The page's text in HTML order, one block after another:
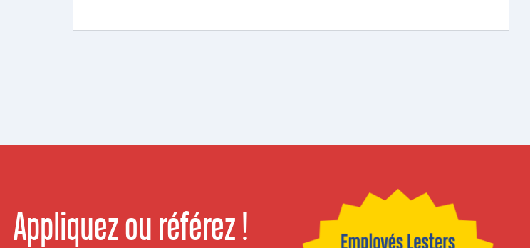
Appliquez ou référez !